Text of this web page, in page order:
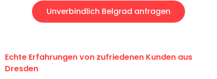
Unverbindlich Belgrad anfragen
Echte Erfahrungen von zufriedenen Kunden aus
Dresden